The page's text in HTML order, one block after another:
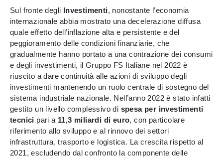
Sul fronte degli Investimenti, nonostante l’economia
internazionale abbia mostrato una decelerazione diffusa
quale effetto dell’inflazione alta e persistente e del
peggioramento delle condizioni finanziarie, che
gradualmente hanno portato a una contrazione dei consumi
e degli investimenti, il Gruppo FS Italiane nel 2022 è
riuscito a dare continuità alle azioni di sviluppo degli
investimenti mantenendo un ruolo centrale di sostegno del
sistema industriale nazionale. Nell’anno 2022 è stato infatti
gestito un livello complessivo di spesa per investimenti
tecnici pari a 11,3 miliardi di euro, con particolare
riferimento allo sviluppo e al rinnovo dei settori
infrastruttura, trasporto e logistica. La crescita rispetto al
2021, escludendo dal confronto la componente delle